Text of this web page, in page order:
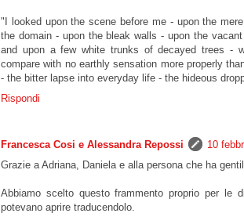
"I looked upon the scene before me - upon the
the domain - upon the bleak walls - upon the
and upon a few white trunks of decayed trees -
compare with no earthly sensation more properly
- the bitter lapse into everyday life - the hideous
Rispondi
Francesca Cosi e Alessandra Repossi
10
Grazie a Adriana, Daniela e alla persona che ha
Abbiamo scelto questo frammento proprio per le
potevano aprire traducendolo.